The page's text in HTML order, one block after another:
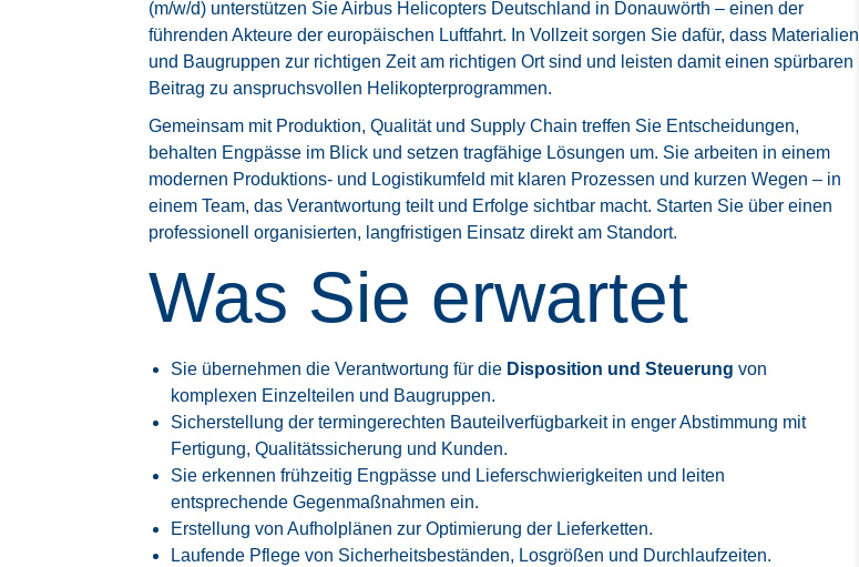
(m/w/d) unterstützen Sie Airbus Helicopters Deutschland in Donauwörth – einen der
führenden Akteure der europäischen Luftfahrt. In Vollzeit sorgen Sie dafür, dass Materialien
und Baugruppen zur richtigen Zeit am richtigen Ort sind und leisten damit einen spürbaren
Beitrag zu anspruchsvollen Helikopterprogrammen.
Gemeinsam mit Produktion, Qualität und Supply Chain treffen Sie Entscheidungen,
behalten Engpässe im Blick und setzen tragfähige Lösungen um. Sie arbeiten in einem
modernen Produktions- und Logistikumfeld mit klaren Prozessen und kurzen Wegen – in
einem Team, das Verantwortung teilt und Erfolge sichtbar macht. Starten Sie über einen
professionell organisierten, langfristigen Einsatz direkt am Standort.
Was Sie erwartet
Sie übernehmen die Verantwortung für die Disposition und Steuerung von
komplexen Einzelteilen und Baugruppen.
Sicherstellung der termingerechten Bauteilverfügbarkeit in enger Abstimmung mit
Fertigung, Qualitätssicherung und Kunden.
Sie erkennen frühzeitig Engpässe und Lieferschwierigkeiten und leiten
entsprechende Gegenmaßnahmen ein.
Erstellung von Aufholplänen zur Optimierung der Lieferketten.
Laufende Pflege von Sicherheitsbeständen, Losgrößen und Durchlaufzeiten.